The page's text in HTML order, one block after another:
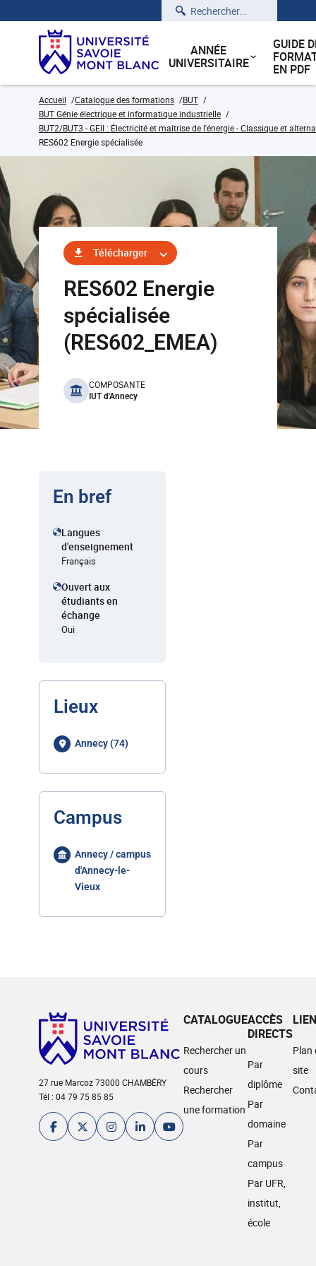
Rechercher
ANNÉE
UNIVERSITAIRE
GUIDE
EN PDF
Accueil Catalogue des formations
BUT
BUT Génie électrique et informatique industrielle
BUT2/BUT3 - GEII : Électricité et maîtrise de l'énergie - Classique et
RES602 Energie spécialisée
Télécharger
RES602 Energie
spécialisée
(RES602_EMEA)
benefits
COMPOSANTE
IUT d'Annecy
En bref
Langues
d'enseignement
Français
Ouvert aux
étudiants en
échange
Oui
Lieux
Annecy (74)
Campus
Annecy / campus
d'Annecy-le-
Vieux
27 rue Marcoz 73000 CHAMBÉRY
Tél : 04 79 75 85 85
CATALOGUE
Rechercher un
cours
Rechercher
une formation
ACCÈS
DIRECTS
Par
diplôme
Par
domaine
Par
campus
Par UFR,
institut,
école
Plan
site